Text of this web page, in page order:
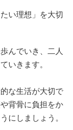
い理想」を大切
んでいき、二人
いきます。
な生活が大切で
背骨に負担をか
にしましょう。